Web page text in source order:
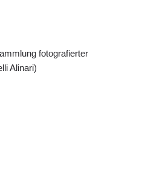
fotografierter
Alinari)